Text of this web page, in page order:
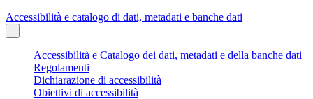
Accessibilità e catalogo di dati, metadati e banche dati
Accessibilità e Catalogo dei dati, metadati e della banche dati
Regolamenti
Dichiarazione di accessibilità
Obiettivi di accessibilità